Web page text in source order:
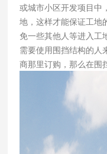
或城市小区开发项目中
地，这样才能保证工地
免一些其他人等进入工
需要使用围挡结构的人
商那里订购，那么在围